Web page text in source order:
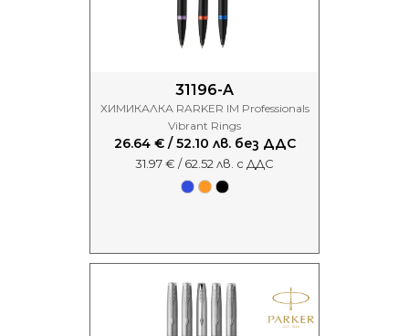
31196-A
ХИМИКАЛКА RARKER IM Professionals
Vibrant Rings
26.64 € / 52.10 лв. без ДДС
31.97 € / 62.52 лв. с ДДС